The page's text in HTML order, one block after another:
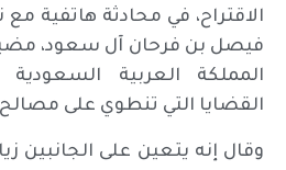
الاقتراح، في محادثة هاتفية
فيصل بن فرحان آل سعود،
المملكة العربية السعودية
القضايا التي تنطوي على
وقال إنه يتعين على الجانبين